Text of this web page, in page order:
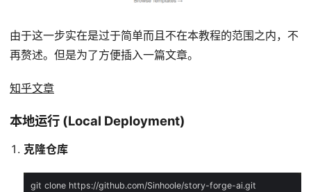
由于这一步实在是过于简单而且不在本教程的范围之内，不
再赘述。但是为了方便插入一篇文章。
知乎文章
本地运行 (Local Deployment)
克隆仓库